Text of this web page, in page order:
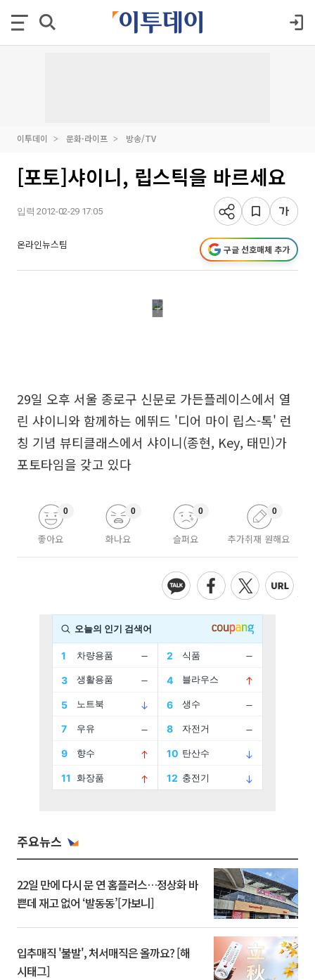
이투데이 문화·라이프 방송/TV
[포토]샤이니, 립스틱을 바르세요
입력 2012-02-29 17:05
온라인뉴스팀 구글 선호매체 추가
29일 오후 서울 종로구 신문로 가든플레이스에서 열
린 샤이니와 함께하는 에뛰드 '디어 마이 립스-톡' 런
칭 기념 뷰티클래스에서 샤이니(종현, Key, 태민)가
포토타임을 갖고 있다
좋아요
0
화나요
0
슬퍼요
0
추가취재 원해요
0
주요뉴스
22일 만에 다시 문 연 홈플러스…정상화 바
쁜데 재고 없어 ‘발동동’[가보니]
입추매직 '불발', 처서매직은 올까요? [해
시태그]